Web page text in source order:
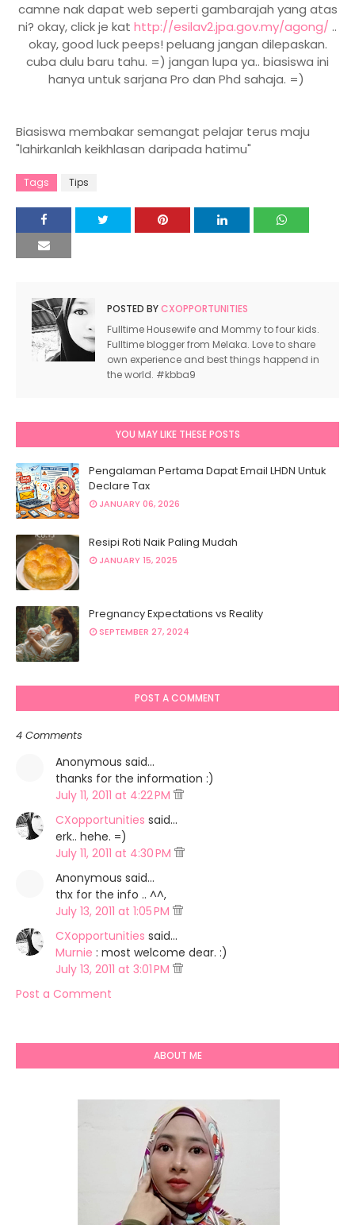
camne nak dapat web seperti gambarajah yang atas
ni? okay, click je kat http://esilav2.jpa.gov.my/agong/ ..
okay, good luck peeps! peluang jangan dilepaskan.
cuba dulu baru tahu. =) jangan lupa ya.. biasiswa ini
hanya untuk sarjana Pro dan Phd sahaja. =)
Biasiswa membakar semangat pelajar terus maju
"lahirkanlah keikhlasan daripada hatimu"
Tags Tips
POSTED BYCXOPPORTUNITIES
Fulltime Housewife and Mommy to four kids.
Fulltime blogger from Melaka. Love to share
own experience and best things happend in
the world. #kbba9
YOU MAY LIKE THESE POSTS
Pengalaman Pertama Dapat Email LHDN Untuk
Declare Tax
JANUARY 06, 2026
Resipi Roti Naik Paling Mudah
JANUARY 15, 2025
Pregnancy Expectations vs Reality
SEPTEMBER 27, 2024
POST A COMMENT
4 Comments
Anonymous said…
thanks for the information :)
July 11, 2011 at 4:22 PM
CXopportunities said…
erk.. hehe. =)
July 11, 2011 at 4:30 PM
Anonymous said…
thx for the info .. ^^,
July 13, 2011 at 1:05 PM
CXopportunities said…
Murnie : most welcome dear. :)
July 13, 2011 at 3:01 PM
Post a Comment
ABOUT ME